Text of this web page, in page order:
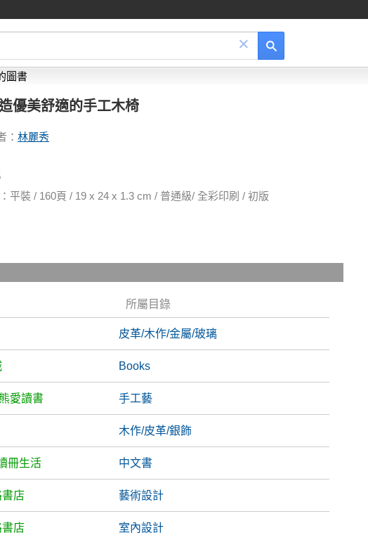
×
圖書
優美舒適的手工木椅
： 林麗秀
平裝 / 160頁 / 19 x 24 x 1.3 cm / 普通級/ 全彩印刷 / 初版
所屬目錄
皮革/木作/金屬/玻璃
Books
愛讀書 手工藝
木作/皮革/銀飾
冊生活 中文書
書店 藝術設計
店 室內設計